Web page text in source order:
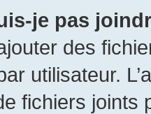
je pas
des
utilisateur.
fichiers